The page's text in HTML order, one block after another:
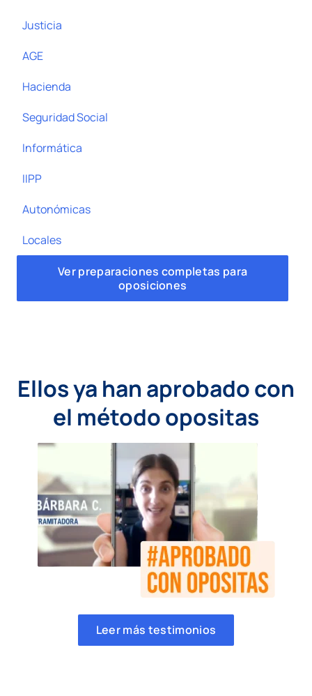
Justicia
AGE
Hacienda
Seguridad Social
Informática
IIPP
Autonómicas
Locales
Ver preparaciones completas para
oposiciones
Ellos ya han aprobado con
el método opositas
Leer más testimonios